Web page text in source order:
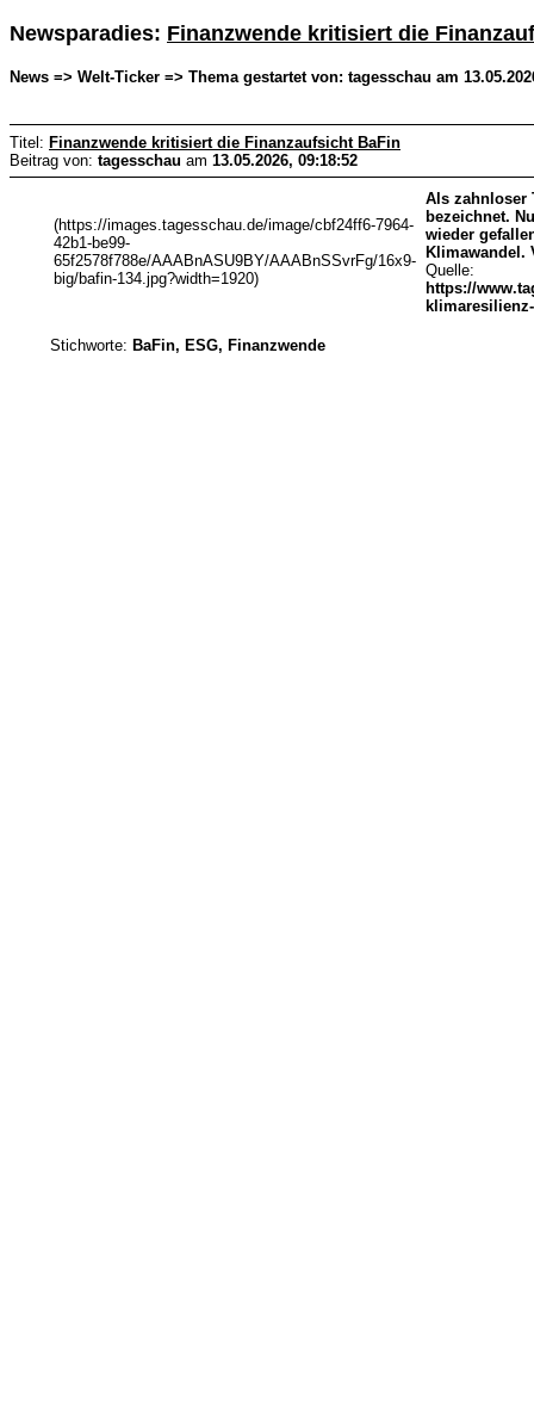
Newsparadies: Finanzwende kritisiert die
News => Welt-Ticker => Thema gestartet von: tagesschau am
Titel: Finanzwende kritisiert die Finanzaufsicht BaFin
Beitrag von: tagesschau am 13.05.2026, 09:18:52
(https://images.tagesschau.de/image/cbf24ff6-7964-
42b1-be99-
65f2578f788e/AAABnASU9BY/AAABnSSvrFg/16x9-
big/bafin-134.jpg?width=1920)
Als zahnloser
bezeichnet.
wieder
Klimawandel.
Quelle:
https://
Stichworte: BaFin, ESG, Finanzwende